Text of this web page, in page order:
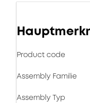
Product code
Assembly Familie
Assembly Typ